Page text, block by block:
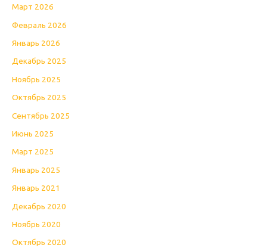
Март 2026
Февраль 2026
Январь 2026
Декабрь 2025
Ноябрь 2025
Октябрь 2025
Сентябрь 2025
Июнь 2025
Март 2025
Январь 2025
Январь 2021
Декабрь 2020
Ноябрь 2020
Октябрь 2020